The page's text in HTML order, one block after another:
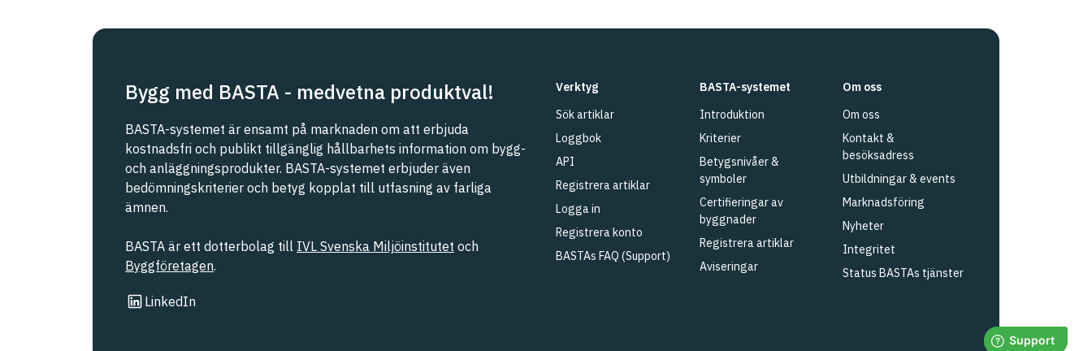
Svenska Kraftnät
Trafikverket
Upphandlingsmyndigheten
Bygg med BASTA - medvetna produktval!
BASTA-systemet är ensamt på marknaden om att erbjuda
kostnadsfri och publikt tillgänglig hållbarhets information om bygg-
och anläggningsprodukter. BASTA-systemet erbjuder även
bedömningskriterier och betyg kopplat till utfasning av farliga
ämnen.
BASTA är ett dotterbolag till IVL Svenska Miljöinstitutet och
Byggföretagen.
LinkedIn
Länk till annan webbplats
Verktyg
Sök artiklar
Loggbok
API
Registrera artiklar
Logga in
Registrera konto
BASTAs FAQ (Support)
BASTA-systemet
Introduktion
Kriterier
Betygsnivåer &
symboler
Certifieringar av
byggnader
Registrera artiklar
Aviseringar
Om oss
Om oss
Kontakt &
besöksadress
Utbildningar & events
Marknadsföring
Nyheter
Integritet
Status BASTAs tjänster